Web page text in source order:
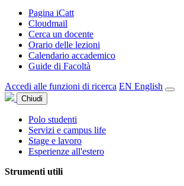
Pagina iCatt
Cloudmail
Cerca un docente
Orario delle lezioni
Calendario accademico
Guide di Facoltà
Accedi alle funzioni di ricerca EN English
Chiudi
Polo studenti
Servizi e campus life
Stage e lavoro
Esperienze all'estero
Strumenti utili